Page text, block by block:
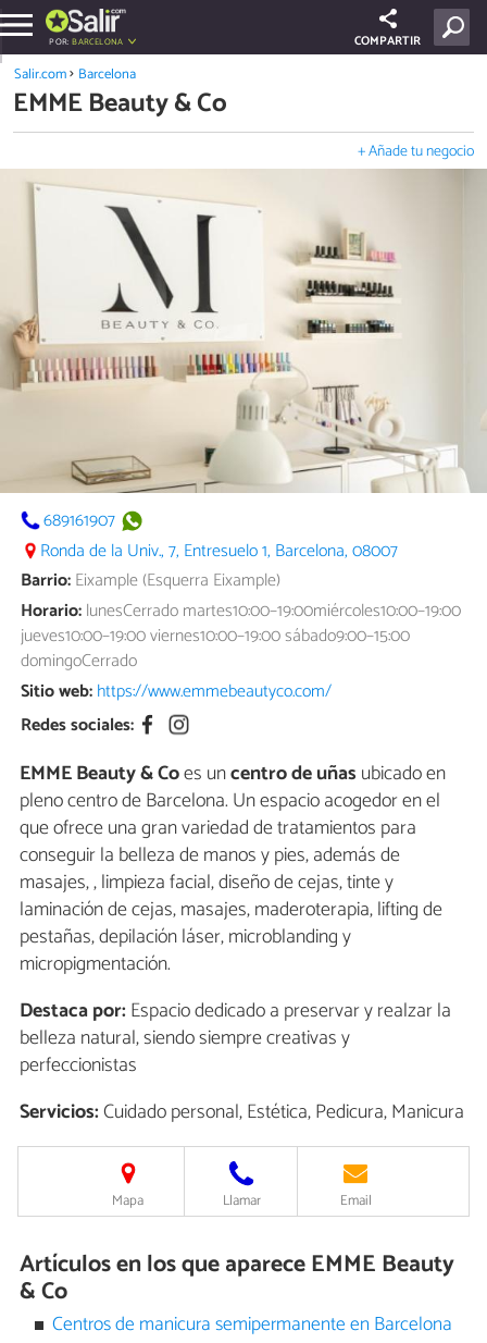
POR:BARCELONA COMPARTIR
Salir.com Barcelona
EMME Beauty & Co
+ Añade tu negocio
689161907
Ronda de la Univ., 7, Entresuelo 1, Barcelona, 08007
Barrio:Eixample (Esquerra Eixample)
Horario:lunesCerrado martes10:00–19:00miércoles10:00–19:00
jueves10:00–19:00 viernes10:00–19:00 sábado9:00–15:00
domingoCerrado
Sitio web:https://www.emmebeautyco.com/
Redes sociales:
EMME Beauty & Coes uncentro de uñas ubicado en
pleno centro de Barcelona. Un espacio acogedor en el
que ofrece una gran variedad de tratamientos para
conseguir la belleza de manos y pies, además de
masajes, , limpieza facial, diseño de cejas, tinte y
laminación de cejas, masajes, maderoterapia, lifting de
pestañas, depilación láser, microblanding y
micropigmentación.
Destaca por:Espacio dedicado a preservar y realzar la
belleza natural, siendo siempre creativas y
perfeccionistas
Servicios:Cuidado personal, Estética, Pedicura, Manicura
Mapa Llamar Email
Artículos en los que aparece EMME Beauty
& Co
Centros de manicura semipermanente en Barcelona